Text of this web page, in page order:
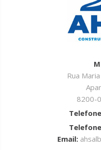
Rua
8200-
Email: